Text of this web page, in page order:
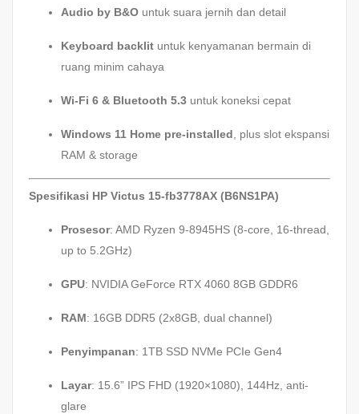
Audio by B&O untuk suara jernih dan detail
Keyboard backlit untuk kenyamanan bermain di
ruang minim cahaya
Wi-Fi 6 & Bluetooth 5.3 untuk koneksi cepat
Windows 11 Home pre-installed , plus slot ekspansi
RAM & storage
Spesifikasi HP Victus 15-fb3778AX (B6NS1PA)
Prosesor: AMD Ryzen 9-8945HS (8-core, 16-thread,
up to 5.2GHz)
GPU: NVIDIA GeForce RTX 4060 8GB GDDR6
RAM: 16GB DDR5 (2x8GB, dual channel)
Penyimpanan: 1TB SSD NVMe PCIe Gen4
Layar: 15.6” IPS FHD (1920×1080), 144Hz, anti-
glare